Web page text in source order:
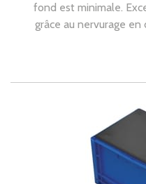
fond est minimale.
grâce au nervurage